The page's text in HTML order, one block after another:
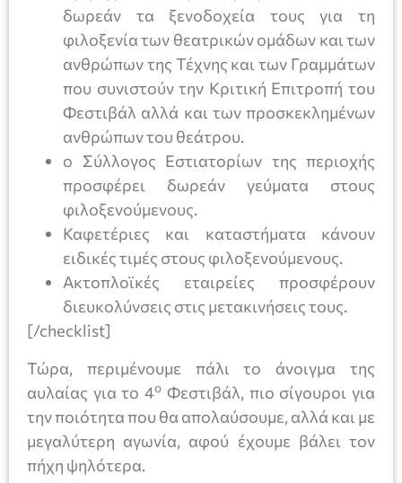
δωρεάν τα ξενοδοχεία τους για τη
φιλοξενία των θεατρικών ομάδων και των
ανθρώπων της Τέχνης και των Γραμμάτων
που συνιστούν την Κριτική Επιτροπή του
Φεστιβάλ αλλά και των προσκεκλημένων
ανθρώπων του θεάτρου.
ο Σύλλογος Εστιατορίων της περιοχής
προσφέρει δωρεάν γεύματα στους
φιλοξενούμενους.
Καφετέριες και καταστήματα κάνουν
ειδικές τιμές στους φιλοξενούμενους.
Ακτοπλοϊκές εταιρείες προσφέρουν
διευκολύνσεις στις μετακινήσεις τους.
[/checklist]
Τώρα, περιμένουμε πάλι το άνοιγμα της
αυλαίας για το 4ο Φεστιβάλ, πιο σίγουροι για
την ποιότητα που θα απολαύσουμε, αλλά και με
μεγαλύτερη αγωνία, αφού έχουμε βάλει τον
πήχη ψηλότερα.